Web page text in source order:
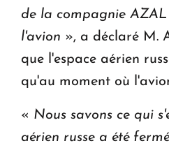
de la compagnie
l'avion », a déclaré M.
que l'espace aérien
qu'au moment où
« Nous savons ce qui
aérien russe a été